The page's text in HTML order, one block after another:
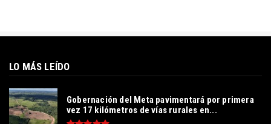
LO MÁS LEÍDO
Gobernación del Meta pavimentará por primera
vez 17 kilómetros de vías rurales en...